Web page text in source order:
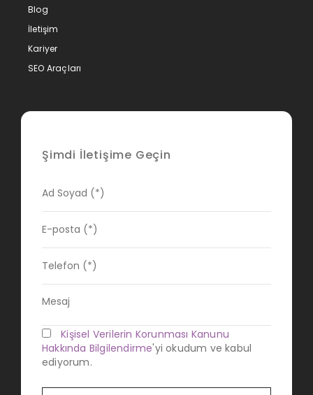
Blog
İletişim
Kariyer
SEO Araçları
Şimdi İletişime Geçin
Kişisel Verilerin Korunması Kanunu
Hakkında Bilgilendirme'yi okudum ve kabul
ediyorum.